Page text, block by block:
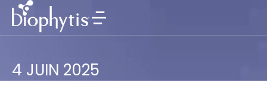
4 JUIN 2025